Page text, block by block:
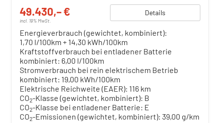
49.430,– €
incl. 19% MwSt.
Details
Energieverbrauch (gewichtet, kombiniert):
1,70 l/100km + 14,30 kWh/100km
Kraftstoffverbrauch bei entladener Batterie
kombiniert: 6,00 l/100km
Stromverbrauch bei rein elektrischem Betrieb
kombiniert: 19,00 kWh/100km
Elektrische Reichweite (EAER): 116 km
CO2-Klasse (gewichtet, kombiniert): B
CO2-Klasse bei entladener Batterie: E
CO2-Emissionen (gewichtet, kombiniert): 39,00 g/km